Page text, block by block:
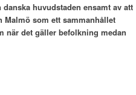
huvudstaden ensamt av att
som ett sammanhållet
när det gäller befolkning medan